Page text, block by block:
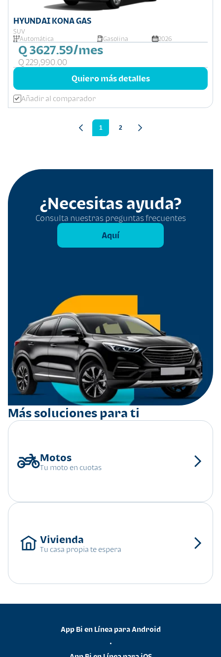
HYUNDAI KONA GAS
SUV
Automática
Gasolina 2026
Q 3627.59/mes
Q 229,990.00
Quiero más detalles
Añadir al comparador
1 2
¿Necesitas ayuda?
Consulta nuestras preguntas frecuentes
Aquí
Más soluciones para ti
Tu moto en cuotas
Tu casa propia te espera
App Bi en Línea para Android
•